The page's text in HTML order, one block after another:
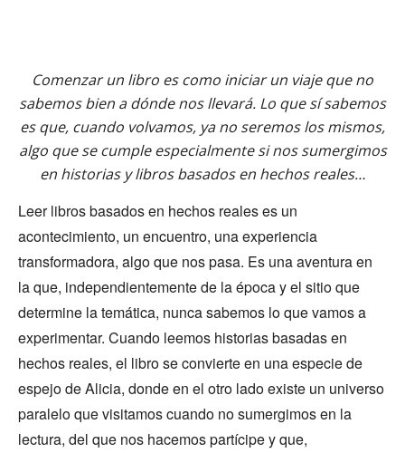
Comenzar un libro es como iniciar un viaje que no
sabemos bien a dónde nos llevará. Lo que sí sabemos
es que, cuando volvamos, ya no seremos los mismos,
algo que se cumple especialmente si nos sumergimos
en historias y libros basados en hechos reales…
Leer libros basados en hechos reales es un
acontecimiento, un encuentro, una experiencia
transformadora, algo que nos pasa. Es una aventura en
la que, independientemente de la época y el sitio que
determine la temática, nunca sabemos lo que vamos a
experimentar. Cuando leemos historias basadas en
hechos reales, el libro se convierte en una especie de
espejo de Alicia, donde en el otro lado existe un universo
paralelo que visitamos cuando no sumergimos en la
lectura, del que nos hacemos partícipe y que,